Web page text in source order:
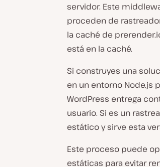
servidor. Este
proceden de
la caché de
está en la caché.
Si construyes una
en un entorno Node.js
WordPress entrega
usuario. Si es un
estático y sirve esta
Este proceso puede
estáticas para evitar